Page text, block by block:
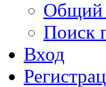
Общий
Поиск
Вход